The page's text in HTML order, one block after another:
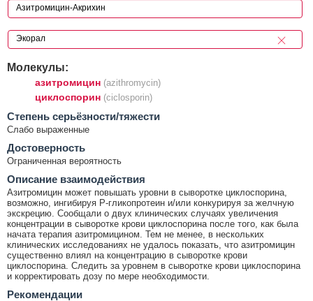
Молекулы:
азитромицин (azithromycin)
циклоспорин (ciclosporin)
Cтепень серьёзности/тяжести
Слабо выраженные
Достоверность
Ограниченная вероятность
Описание взаимодействия
Азитромицин может повышать уровни в сыворотке циклоспорина,
возможно, ингибируя Р-гликопротеин и/или конкурируя за желчную
экскрецию. Сообщали о двух клинических случаях увеличения
концентрации в сыворотке крови циклоспорина после того, как была
начата терапия азитромицином. Тем не менее, в нескольких
клинических исследованиях не удалось показать, что азитромицин
существенно влиял на концентрацию в сыворотке крови
циклоспорина. Следить за уровнем в сыворотке крови циклоспорина
и корректировать дозу по мере необходимости.
Рекомендации